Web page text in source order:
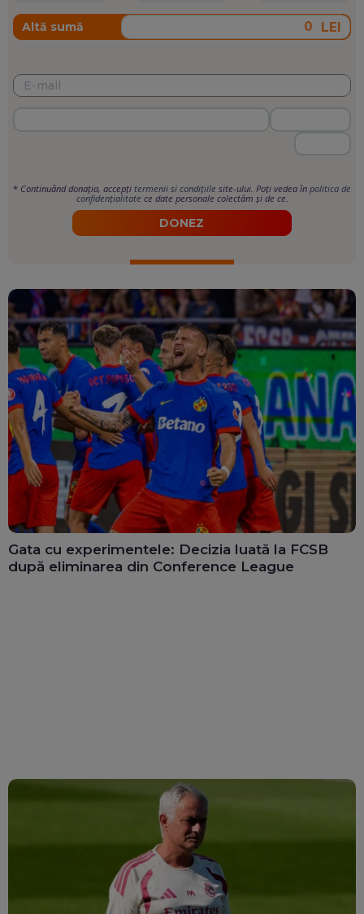
Altă sumă LEI
* Continuând donația, accepți termenii si condițiile site-ului. Poți vedea în politica de
confidențialitate ce date personale colectăm și de ce.
DONEZ
Gata cu experimentele: Decizia luată la FCSB
după eliminarea din Conference League